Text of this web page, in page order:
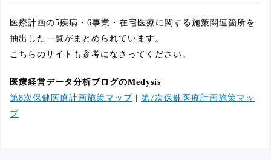
医療計画の5疾病・6事業・在宅医療に関する施策関連箇所を
抽出した一覧がまとめられています。
こちらのサイトも参考になさってください。
医療経営データ分析ブログのMedysis
第8次保健医療計画施策マップ | 第7次保健医療計画施策マッ
プ